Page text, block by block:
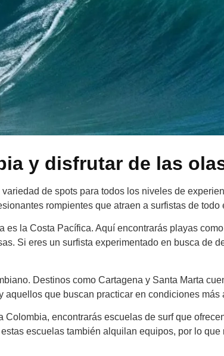
y disfrutar de las
de spots para todos los niveles de
rompientes que atraen a surfistas de todo
la Costa Pacífica. Aquí encontrarás playas
Si eres un surfista experimentado en busca de
Destinos como Cartagena y Santa Marta
que buscan practicar en condiciones más
encontrarás escuelas de surf que
escuelas también alquilan equipos, por lo que